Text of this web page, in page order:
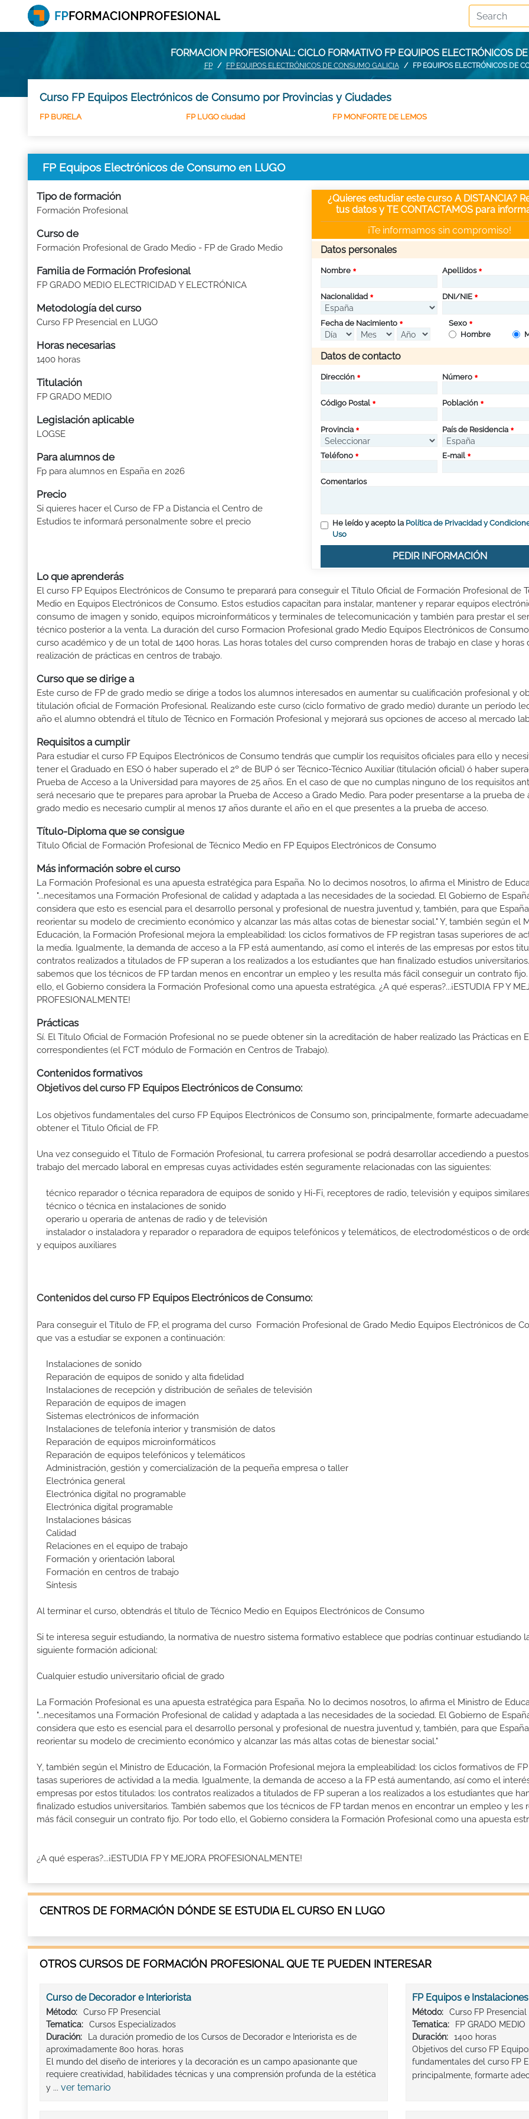
FORMACION PROFESIONAL: CICLO FORMATIVO FP EQUIPOS ELECTRÓNICOS
FP FP EQUIPOS ELECTRÓNICOS DE CONSUMO GALICIA FP EQUIPOS ELECTRÓNICOS DE
Curso FP Equipos Electrónicos de Consumo por Provincias y Ciudades
FP BURELA FP LUGO ciudad FP MONFORTE DE LEMOS
FP Equipos Electrónicos de Consumo en LUGO
Tipo de formación
Formación Profesional
Curso de
Formación Profesional de Grado Medio - FP de Grado Medio
Familia de Formación Profesional
FP GRADO MEDIO ELECTRICIDAD Y ELECTRÓNICA
Metodología del curso
Curso FP Presencial en LUGO
Horas necesarias
1400 horas
Titulación
FP GRADO MEDIO
Legislación aplicable
LOGSE
Para alumnos de
Fp para alumnos en España en 2026
Precio
Si quieres hacer el Curso de FP a Distancia el Centro de
Estudios te informará personalmente sobre el precio
¿Quieres estudiar este curso A DISTANCIA?
tus datos y TE CONTACTAMOS para
¡Te informamos sin compromiso!
Datos personales
Nombre Apellidos
Nacionalidad DNI/NIE
Fecha de Nacimiento
Sexo
Hombre
Datos de contacto
Dirección Número
Código Postal Población
Provincia País de Residencia
Teléfono E-mail
Comentarios
He leído y acepto la Política de Privacidad y
Uso
PEDIR INFORMACIÓN
Lo que aprenderás
El curso FP Equipos Electrónicos de Consumo te preparará para conseguir el Título Oficial de Formación Profesional de
Medio en Equipos Electrónicos de Consumo. Estos estudios capacitan para instalar, mantener y reparar equipos
consumo de imagen y sonido, equipos microinformáticos y terminales de telecomunicación y también para prestar el
técnico posterior a la venta. La duración del curso Formacion Profesional grado Medio Equipos Electrónicos de
curso académico y de un total de 1400 horas. Las horas totales del curso comprenden horas de trabajo en clase y horas
realización de prácticas en centros de trabajo.
Curso que se dirige a
Este curso de FP de grado medio se dirige a todos los alumnos interesados en aumentar su cualificación profesional y
titulación oficial de Formación Profesional. Realizando este curso (ciclo formativo de grado medio) durante un período
año el alumno obtendrá el título de Técnico en Formación Profesional y mejorará sus opciones de acceso al mercado
Requisitos a cumplir
Para estudiar el curso FP Equipos Electrónicos de Consumo tendrás que cumplir los requisitos oficiales para ello y
tener el Graduado en ESO ó haber superado el 2º de BUP ó ser Técnico-Técnico Auxiliar (titulación oficial) ó haber
Prueba de Acceso a la Universidad para mayores de 25 años. En el caso de que no cumplas ninguno de los requisitos
será necesario que te prepares para aprobar la Prueba de Acceso a Grado Medio. Para poder presentarse a la prueba de
grado medio es necesario cumplir al menos 17 años durante el año en el que presentes a la prueba de acceso.
Título-Diploma que se consigue
Título Oficial de Formación Profesional de Técnico Medio en FP Equipos Electrónicos de Consumo
Más información sobre el curso
La Formación Profesional es una apuesta estratégica para España. No lo decimos nosotros, lo afirma el Ministro de
"...necesitamos una Formación Profesional de calidad y adaptada a las necesidades de la sociedad. El Gobierno de
considera que esto es esencial para el desarrollo personal y profesional de nuestra juventud y, también, para que
reorientar su modelo de crecimiento económico y alcanzar las más altas cotas de bienestar social." Y, también según el
Educación, la Formación Profesional mejora la empleabilidad: los ciclos formativos de FP registran tasas superiores de
la media. Igualmente, la demanda de acceso a la FP está aumentando, así como el interés de las empresas por estos
contratos realizados a titulados de FP superan a los realizados a los estudiantes que han finalizado estudios
sabemos que los técnicos de FP tardan menos en encontrar un empleo y les resulta más fácil conseguir un contrato
ello, el Gobierno considera la Formación Profesional como una apuesta estratégica. ¿A qué esperas?...¡ESTUDIA FP Y
PROFESIONALMENTE!
Prácticas
Sí. El Título Oficial de Formación Profesional no se puede obtener sin la acreditación de haber realizado las Prácticas en
correspondientes (el FCT módulo de Formación en Centros de Trabajo).
Contenidos formativos
Objetivos del curso FP Equipos Electrónicos de Consumo:
Los objetivos fundamentales del curso FP Equipos Electrónicos de Consumo son, principalmente, formarte
obtener el Titulo Oficial de FP.
Una vez conseguido el Título de Formación Profesional, tu carrera profesional se podrá desarrollar accediendo a
trabajo del mercado laboral en empresas cuyas actividades estén seguramente relacionadas con las siguientes:
técnico reparador o técnica reparadora de equipos de sonido y Hi-Fi, receptores de radio, televisión y equipos similares
técnico o técnica en instalaciones de sonido
operario u operaria de antenas de radio y de televisión
instalador o instaladora y reparador o reparadora de equipos telefónicos y telemáticos, de electrodomésticos o de
y equipos auxiliares
Contenidos del curso FP Equipos Electrónicos de Consumo:
Para conseguir el Título de FP, el programa del curso Formación Profesional de Grado Medio Equipos Electrónicos de
que vas a estudiar se exponen a continuación:
Instalaciones de sonido
Reparación de equipos de sonido y alta fidelidad
Instalaciones de recepción y distribución de señales de televisión
Reparación de equipos de imagen
Sistemas electrónicos de información
Instalaciones de telefonía interior y transmisión de datos
Reparación de equipos microinformáticos
Reparación de equipos telefónicos y telemáticos
Administración, gestión y comercialización de la pequeña empresa o taller
Electrónica general
Electrónica digital no programable
Electrónica digital programable
Instalaciones básicas
Calidad
Relaciones en el equipo de trabajo
Formación y orientación laboral
Formación en centros de trabajo
Síntesis
Al terminar el curso, obtendrás el título de Técnico Medio en Equipos Electrónicos de Consumo
Si te interesa seguir estudiando, la normativa de nuestro sistema formativo establece que podrías continuar estudiando
siguiente formación adicional:
Cualquier estudio universitario oficial de grado
La Formación Profesional es una apuesta estratégica para España. No lo decimos nosotros, lo afirma el Ministro de
"...necesitamos una Formación Profesional de calidad y adaptada a las necesidades de la sociedad. El Gobierno de
considera que esto es esencial para el desarrollo personal y profesional de nuestra juventud y, también, para que
reorientar su modelo de crecimiento económico y alcanzar las más altas cotas de bienestar social."
Y, también según el Ministro de Educación, la Formación Profesional mejora la empleabilidad: los ciclos formativos de
tasas superiores de actividad a la media. Igualmente, la demanda de acceso a la FP está aumentando, así como el
empresas por estos titulados: los contratos realizados a titulados de FP superan a los realizados a los estudiantes que
finalizado estudios universitarios. También sabemos que los técnicos de FP tardan menos en encontrar un empleo y les
más fácil conseguir un contrato fijo. Por todo ello, el Gobierno considera la Formación Profesional como una apuesta
¿A qué esperas?...¡ESTUDIA FP Y MEJORA PROFESIONALMENTE!
CENTROS DE FORMACIÓN DÓNDE SE ESTUDIA EL CURSO EN LUGO
OTROS CURSOS DE FORMACIÓN PROFESIONAL QUE TE PUEDEN INTERESAR
Curso de Decorador e Interiorista
Método:
Curso FP Presencial
Tematica:
Cursos Especializados
Duración:
La duración promedio de los Cursos de Decorador e Interiorista es de
aproximadamente 800 horas. horas
El mundo del diseño de interiores y la decoración es un campo apasionante que
requiere creatividad, habilidades técnicas y una comprensión profunda de la estética
y ... ver temario
FP Equipos e
Método:
Curso FP Presencial
Tematica:
FP GRADO MEDIO
Duración:
1400 horas
Objetivos del curso FP
fundamentales del curso FP
principalmente, formarte